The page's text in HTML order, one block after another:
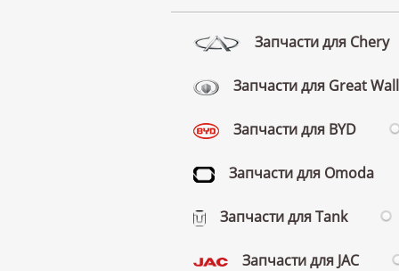
Запчасти для Chery
Запчасти для Great Wall
Запчасти для BYD
Запчасти для Omoda
Запчасти для Tank
Запчасти для JAC